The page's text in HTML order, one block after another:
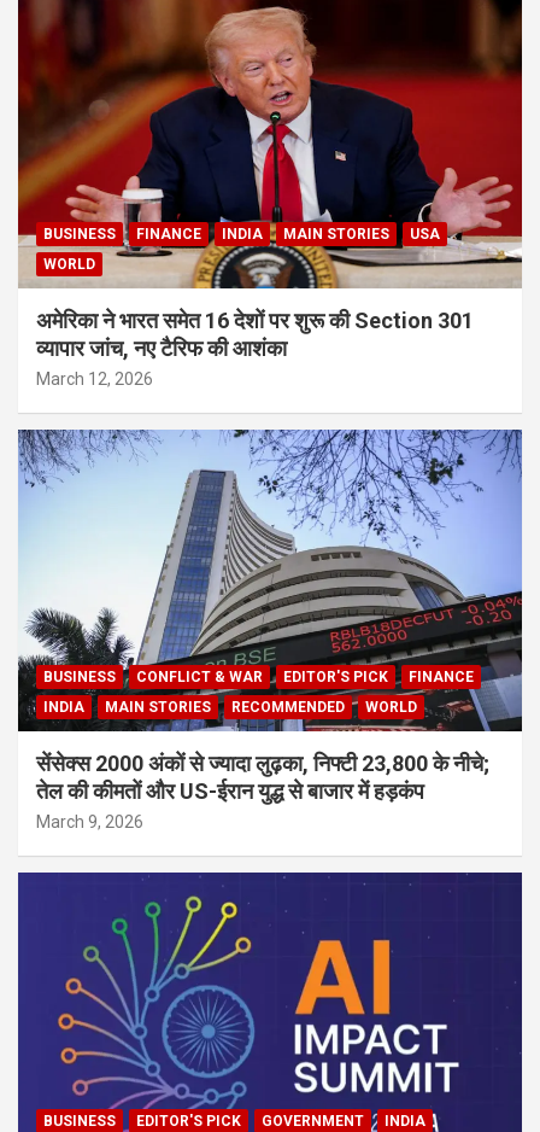
BUSINESS FINANCE INDIA MAIN STORIES
USA
WORLD
अमेरिका ने भारत समेत 16 देशों पर शुरू की Section 301
व्यापार जांच, नए टैरिफ की आशंका
March 12, 2026
BUSINESS CONFLICT & WAR EDITOR'S PICK
FINANCE
INDIA
MAIN STORIES RECOMMENDED WORLD
सेंसेक्स 2000 अंकों से ज्यादा लुढ़का, निफ्टी 23,800 के नीचे;
तेल की कीमतों और US-ईरान युद्ध से बाजार में हड़कंप
March 9, 2026
BUSINESS EDITOR'S PICK GOVERNMENT
INDIA